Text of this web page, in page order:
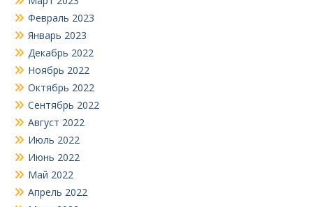
Февраль 2023
Январь 2023
Декабрь 2022
Ноябрь 2022
Октябрь 2022
Сентябрь 2022
Август 2022
Июль 2022
Июнь 2022
Май 2022
Апрель 2022